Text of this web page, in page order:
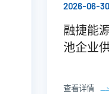
2026-06-30
融捷能
池企业
查看详情